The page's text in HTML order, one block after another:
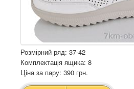
Розмірний ряд: 37-42
Комплектація ящика: 8
Ціна за пару: 390 грн.